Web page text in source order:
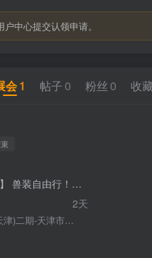
中心提交认领申请。
会1 帖子 0 粉丝 0 收藏
【第五届天津·次元文化节·动漫展】 兽装自由行！！ 活动地址：国家会展中心二期N29（地铁站国家会展中心站B口/国瑞路C口） 活动时间：2026年04月04日~05日（六日两天）两天活动，早上10:00~17:00 本次保持以往报名方式，采用1对1方式，兽装扮演者与陪同各一位。有更衣间（非独立） 请注意！！！【本次报名不限制！】 登记需求：真实姓名、身份证号、联系方式、设定名字、参加日期、着装（陪同、兽装、K系） 报名：管理员-报名登记 报名截止时间03月20日晚上8点 客服：管理员-麟冰 后续信息将在群内公布，尽情期待
2天
国家会展中心(天津)二期-天津市津南区国瑞路与海河南道交叉口正西方向710米左右